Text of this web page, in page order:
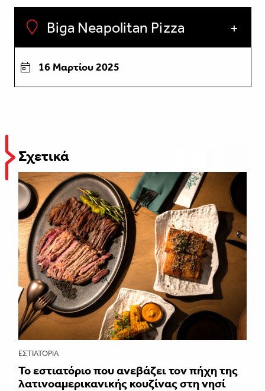
Biga Neapolitan Pizza
16 Μαρτίου 2025
Σχετικά
ΕΣΤΙΑΤΌΡΙΑ
Το εστιατόριο που ανεβάζει τον πήχη της
λατινοαμερικανικής κουζίνας στη νησί